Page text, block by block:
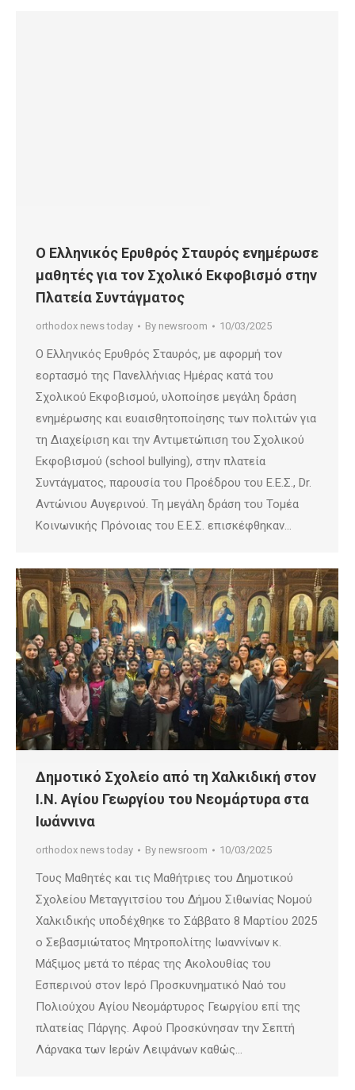
Ο Ελληνικός Ερυθρός Σταυρός ενημέρωσε
μαθητές για τον Σχολικό Εκφοβισμό στην
Πλατεία Συντάγματος
orthodox news today By newsroom 10/03/2025
Ο Ελληνικός Ερυθρός Σταυρός, με αφορμή τον
εορτασμό της Πανελλήνιας Ημέρας κατά του
Σχολικού Εκφοβισμού, υλοποίησε μεγάλη δράση
ενημέρωσης και ευαισθητοποίησης των πολιτών για
τη Διαχείριση και την Αντιμετώπιση του Σχολικού
Εκφοβισμού (school bullying), στην πλατεία
Συντάγματος, παρουσία του Προέδρου του Ε.Ε.Σ., Dr.
Αντώνιου Αυγερινού. Τη μεγάλη δράση του Τομέα
Κοινωνικής Πρόνοιας του Ε.Ε.Σ. επισκέφθηκαν…
Δημοτικό Σχολείο από τη Χαλκιδική στον
Ι.Ν. Αγίου Γεωργίου του Νεομάρτυρα στα
Ιωάννινα
orthodox news today By newsroom 10/03/2025
Τους Μαθητές και τις Μαθήτριες του Δημοτικού
Σχολείου Μεταγγιτσίου του Δήμου Σιθωνίας Νομού
Χαλκιδικής υποδέχθηκε το Σάββατο 8 Μαρτίου 2025
ο Σεβασμιώτατος Μητροπολίτης Ιωαννίνων κ.
Μάξιμος μετά το πέρας της Ακολουθίας του
Εσπερινού στον Ιερό Προσκυνηματικό Ναό του
Πολιούχου Αγίου Νεομάρτυρος Γεωργίου επί της
πλατείας Πάργης. Αφού Προσκύνησαν την Σεπτή
Λάρνακα των Ιερών Λειψάνων καθώς…